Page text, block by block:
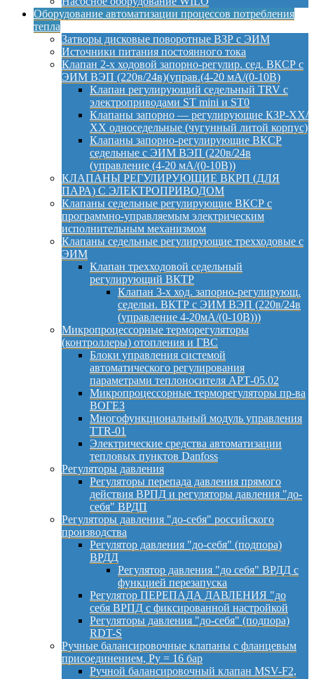
Оборудование автоматизации процессов потребления
тепла
Затворы дисковые поворотные ВЗР с ЭИМ
Источники питания постоянного тока
Клапан 2-х ходовой запорно-регулир. сед. ВКСР с
ЭИМ ВЭП (220в/24в)(управ.(4-20 мА/(0-10В)
Клапан регулирующий седельный TRV с
электроприводами ST mini и ST0
Клапаны запорно — регулирующие КЗР-ХХ/
ХХ односедельные (чугунный литой корпус)
Клапаны запорно-регулирующие ВКСР
седельные с ЭИМ ВЭП (220в/24в
(управление (4-20 мА/(0-10В))
КЛАПАНЫ РЕГУЛИРУЮЩИЕ ВКРП (ДЛЯ
ПАРА) С ЭЛЕКТРОПРИВОДОМ
Клапаны седельные регулирующие ВКСР с
программно-управляемым электрическим
исполнительным механизмом
Клапаны седельные регулирующие трехходовые с
ЭИМ
Клапан трехходовой седельный
регулирующий ВКТР
Клапан 3-х ход. запорно-регулирующ.
седельн. ВКТР с ЭИМ ВЭП (220в/24в
(управление 4-20мА/(0-10В)))
Микропроцессорные терморегуляторы
(контроллеры) отопления и ГВС
Блоки управления системой
автоматического регулирования
параметрами теплоносителя АРТ-05.02
Микропроцессорные терморегуляторы пр-ва
ВОГЕЗ
Многофункциональный модуль управления
TTR-01
Электрические средства автоматизации
тепловых пунктов Danfoss
Регуляторы давления
Регуляторы перепада давления прямого
действия ВРПД и регуляторы давления "до-
себя" ВРДП
Регуляторы давления "до-себя" российского
производства
Регулятор давления "до-себя" (подпора)
ВРДД
Регулятор давления "до себя" ВРДД с
функцией перезапуска
Регулятор ПЕРЕПАДА ДАВЛЕНИЯ "до
себя ВРПД с фиксированной настройкой
Регуляторы давления "до-себя" (подпора)
RDT-S
Ручные балансировочные клапаны с фланцевым
присоединением, Py = 16 бар
Ручной балансировочный клапан MSV-F2,